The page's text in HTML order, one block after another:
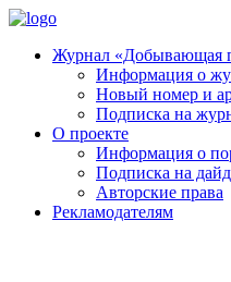
Журнал «Добывающая
Информация о
Новый номер и
Подписка на
О проекте
Информация о
Подписка на
Авторские права
Рекламодателям